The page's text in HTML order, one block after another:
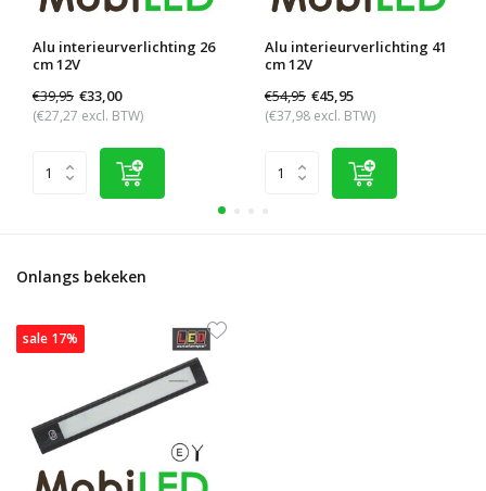
Alu interieurverlichting 26
cm 12V
€39,95 €33,00
(€27,27 excl. BTW)
Alu interieurverlichting 41
cm 12V
€54,95 €45,95
(€37,98 excl. BTW)
Onlangs bekeken
sale 17%